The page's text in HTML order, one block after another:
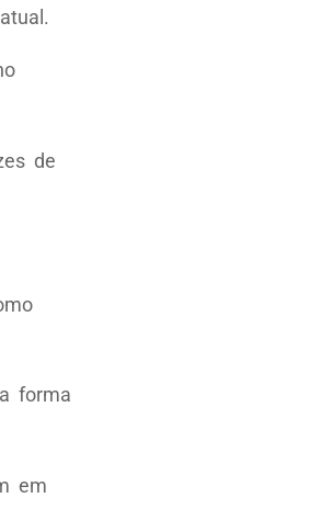
de
forma
em